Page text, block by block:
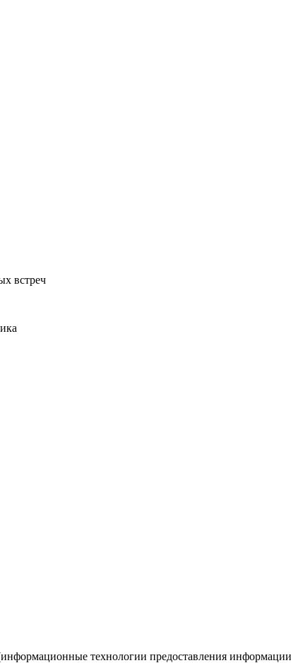
встреч
технологии предоставления информации